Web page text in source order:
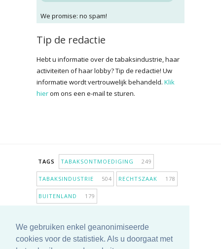
We gebruiken enkel geanonimiseerde
cookies voor de statistiek. Als u doorgaat met
We promise: no spam!
Tip de redactie
Hebt u informatie over de tabaksindustrie, haar
activiteiten of haar lobby? Tip de redactie! Uw
informatie wordt vertrouwelijk behandeld. Klik
hierom ons een e-mail te sturen.
TAGS TABAKSONTMOEDIGING 249
TABAKSINDUSTRIE 504 RECHTSZAAK 178
BUITENLAND 179
ANTIROOKBELEID307 ONDERZOEK